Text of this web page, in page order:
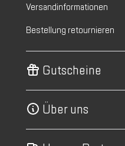
Versandinformationen
Bestellung retournieren
Gutscheine
Über uns